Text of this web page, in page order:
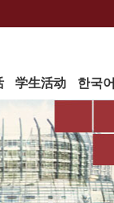
学生活动 한국어